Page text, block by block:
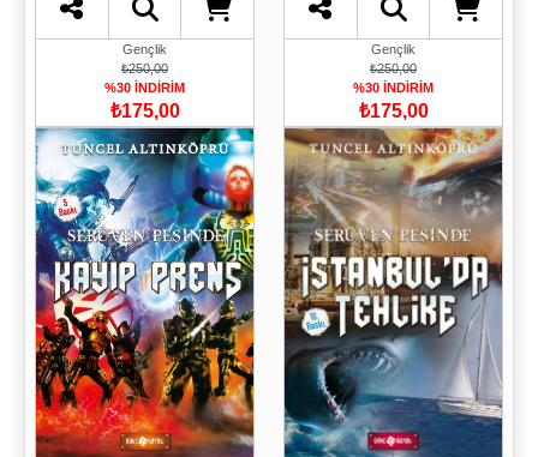
Gençlik
₺250,00
%30 İNDİRİM
₺175,00
Gençlik
₺250,00
%30 İNDİRİM
₺175,00